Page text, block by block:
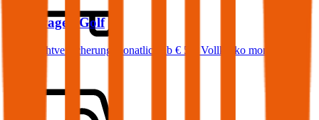
Volkswagen Golf
Haftpflichtversicherung monatlich ab € 50
Vollkasko monatlich